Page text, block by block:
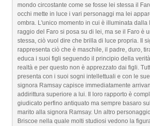
mondo circostante come se fosse lei stessa il
occhi mette in luce i vari personaggi ma lei
ombra. L'unico momento in cui è illuminata dalla
raggio del Faro si posa su di lei, ma se il Faro è
stessa, ciò vuol dire che brilla di luce propria. Il
rappresenta ciò che è maschile, il padre, duro,
educa i suoi figli seguendo il principio della
realtà e per questo non è apprezzato dai figli.
presenta con i suoi sogni intellettuali e con le
signora Ramsay capisce immediatamente
addirittura superiore a lui. Il loro rapporto è
giudicato perfino antiquato ma sempre basaro
marito alla signora Ramsay. Un altro
Briscoe nella quale molti studiosi vedono la